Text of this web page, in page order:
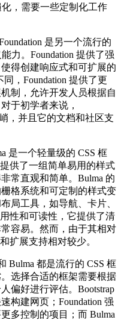
，需要一些定制化工作
是另一个流行的
力。Foundation 提供了强
得创建响应式和可扩展的
，Foundation 提供了更
制，允许开发人员根据自
于初学者来说，
，并且它的文档和社区支
是一个轻量级的 CSS 框
供了一组简单易用的样式
常直观和简单。Bulma 的
格系统和可定制的样式变
局工具，如导航、卡片、
性和可读性，它提供了清
容易。然而，由于其相对
扩展支持相对较少。
Bulma 都是流行的 CSS 框
选择合适的框架需要根据
偏好进行评估。Bootstrap
构建网页；Foundation 强
多控制的项目；而 Bulma